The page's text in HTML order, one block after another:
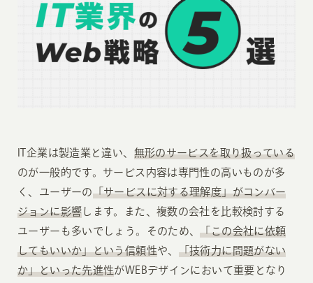
IT企業は製造業と違い、 無形のサービスを取り扱っている
のが一般的です。サービス内容は専門性の高いものが多
く、ユーザーの「サービスに対する理解度」がコンバー
ジョンに影響 します。また、複数の会社を比較検討する
ユーザーも多いでしょう。そのため、「この会社に依頼
してもいいか」という信頼性や、 「技術力に問題がない
か」といった先進性がWEBデザインにおいて重要となり